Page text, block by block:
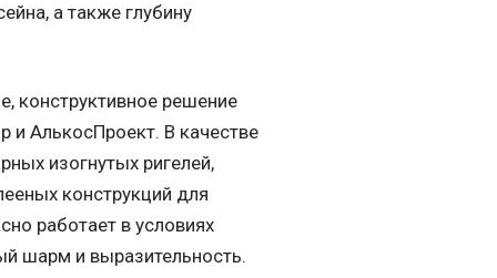
а также глубину
конструктивное решение
и АлькосПроект. В качестве
изогнутых ригелей,
конструкций для
работает в условиях
шарм и выразительность.